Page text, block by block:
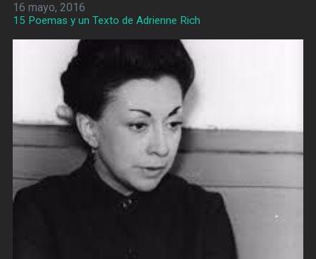
16 mayo, 2016
15 Poemas y un Texto de Adrienne Rich